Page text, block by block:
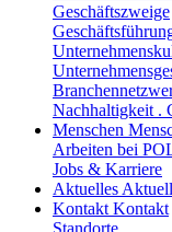
Geschäftszweige
Nachhaltigkeit .
Menschen
Arbeiten bei
Jobs & Karriere
Aktuelles
Kontakt Kontakt